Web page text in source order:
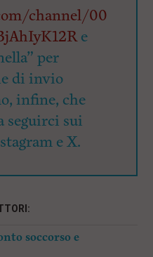
channel/00
e
per
di invio
infine, che
seguirci sui
e X.
soccorso e